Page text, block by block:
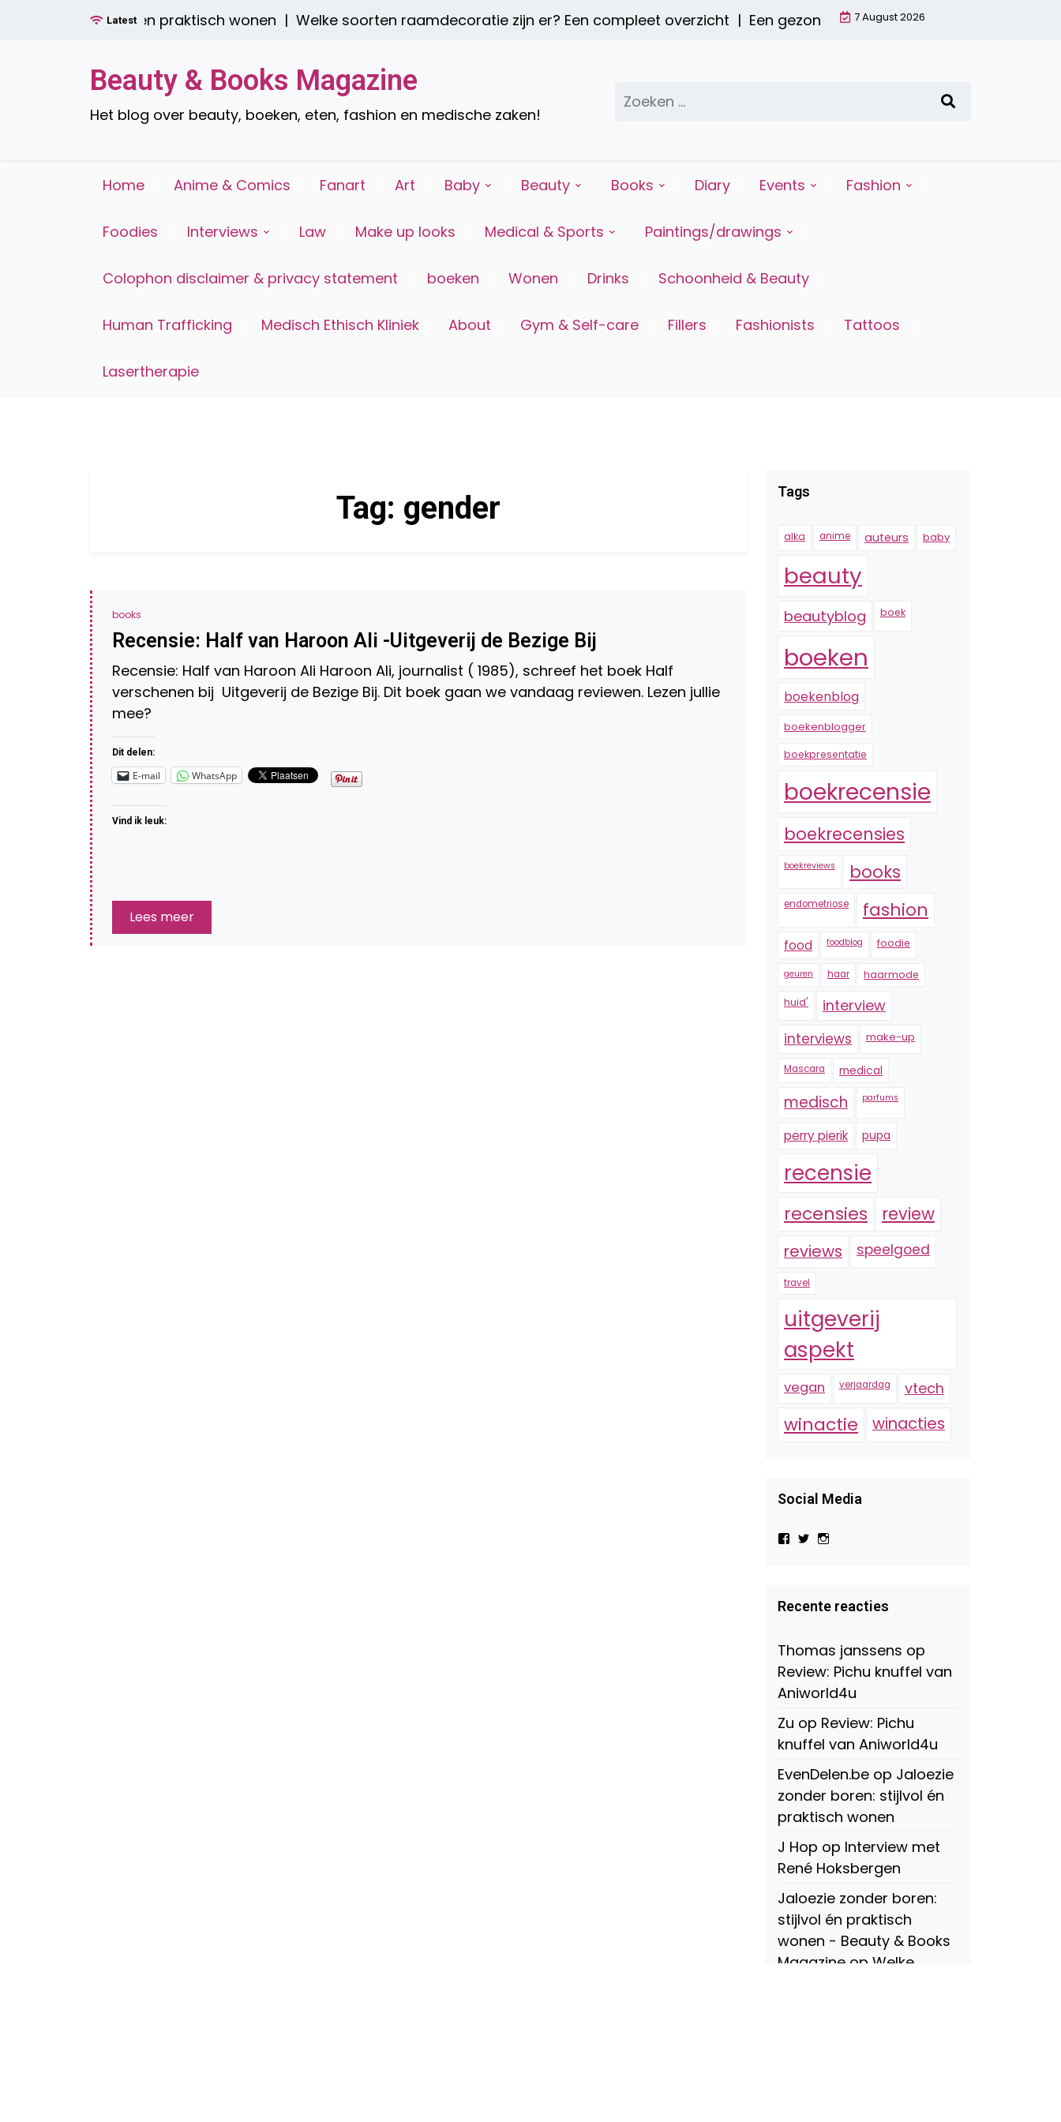
Latest
boren: stijlvol én praktisch wonen | Welke soorten raamdecoratie zijn er? Een compleet overzicht | Een gezond ontbijt met een smoothie:
7 August 2026
Beauty & Books Magazine
Het blog over beauty, boeken, eten, fashion en medische zaken!
Zoeken
naar:
Home Anime & Comics Fanart Art Baby Beauty Books Diary Events Fashion
Foodies Interviews Law Make up looks Medical & Sports Paintings/drawings
Colophon disclaimer & privacy statement boeken Wonen Drinks Schoonheid & Beauty
Human Trafficking Medisch Ethisch Kliniek About Gym & Self-care Fillers Fashionists Tattoos
Lasertherapie
Tag: gender
books
Recensie: Half van Haroon Ali -Uitgeverij de Bezige Bij
Recensie: Half van Haroon Ali Haroon Ali, journalist ( 1985), schreef het boek Half
verschenen bij Uitgeverij de Bezige Bij. Dit boek gaan we vandaag reviewen. Lezen jullie
mee?
Dit delen:
E-mail WhatsApp
Vind ik leuk:
Lees meer
Tags
alka anime auteurs baby
beauty
beautyblog boek
boeken
boekenblog
boekenblogger
boekpresentatie
boekrecensie
boekrecensies
boekreviews books
endometriose fashion
food foodblog foodie
geuren haar haarmode
huid' interview
interviews make-up
Mascara medical
medisch parfums
perry pierik pupa
recensie
recensies review
reviews speelgoed
travel
uitgeverij
aspekt
vegan verjaardag vtech
winactie winacties
Social Media
Bekijk
Beauty-
147775071915783/?
Facebook
Bekijk
op
Twitter
op
Instagram
Recente reacties
Thomas janssens op
Review: Pichu knuffel van
Aniworld4u
Zu op Review: Pichu
knuffel van Aniworld4u
EvenDelen.be op Jaloezie
zonder boren: stijlvol én
praktisch wonen
J Hop op Interview met
René Hoksbergen
Jaloezie zonder boren:
stijlvol én praktisch
wonen - Beauty & Books
Magazine op Welke